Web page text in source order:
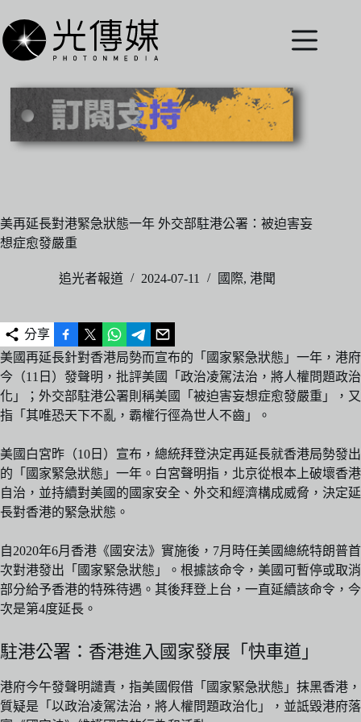
至
主
內
美再延長對港緊急狀態一年 外交部駐港公署：被迫害妄
想症愈發嚴重
追光者報道 2024-07-11 國際, 港聞
分享
美國再延長針對香港局勢而宣布的「國家緊急狀態」一年，港府
今（11日）發聲明，批評美國「政治凌駕法治，將人權問題政治
化」；外交部駐港公署則稱美國「被迫害妄想症愈發嚴重」，又
指「其唯恐天下不亂，霸權行徑為世人不齒」。
美國白宮昨（10日）宣布，總統拜登決定再延長就香港局勢發出
的「國家緊急狀態」一年。白宮聲明指，北京從根本上破壞香港
自治，並持續對美國的國家安全、外交和經濟構成威脅，決定延
長對香港的緊急狀態。
自2020年6月香港《國安法》實施後，7月時任美國總統特朗普首
次對港發出「國家緊急狀態」。根據該命令，美國可暫停或取消
部分給予香港的特殊待遇。其後拜登上台，一直延續該命令，今
次是第4度延長。
駐港公署：香港進入國家發展「快車道」
港府今午發聲明譴責，指美國假借「國家緊急狀態」抹黑香港，
質疑是「以政治凌駕法治，將人權問題政治化」，並詆毀港府落